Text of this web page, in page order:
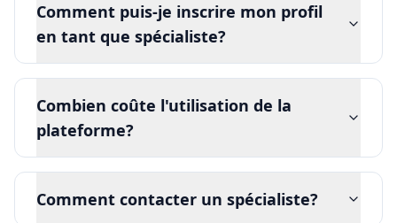
Comment puis-je inscrire mon profil
en tant que spécialiste?
Combien coûte l'utilisation de la
plateforme?
Comment contacter un spécialiste?